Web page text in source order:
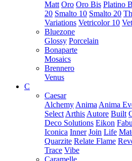
Matt Oro Oro Bis Platino
20 Smalto 10 Smalto 20
Variations Vetricolor 10
Bluezone
Glossy Porcelain
Bonaparte
Mosaics
Brennero
Venus
C
Caesar
Alchemy Anima Anima
Select Arthis Autore Built
Deco Solutions Eikon
Iconica Inner Join Life
Quarzite Relate Flame
Trace Vibe